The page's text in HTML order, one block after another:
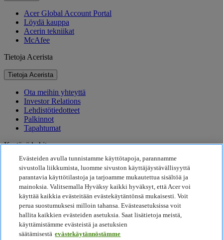
Acer Global Account Portal
Löydä kauppa
Acerin tekniikat
McAfee
Tietoja Acerista
Tietoja Acerista
Ota meihin yhteyttä
Investor Relations
Lehdistötiedotteet
Palkinnot
Tapahtumat
Kestävä kehitys
Kestävä kehitys
Yhteiskuntavastuu
Tuotteen hiilijalanjälki
Project Humanity
Earthion
Tietosuojakäytäntö
Evästekäytäntö
Evästeiden avulla tunnistamme käyttötapoja, parannamme
sivustolla liikkumista, luomme sivuston käyttäjäystävällisyyttä
parantavia käyttötilastoja ja tarjoamme mukautettua sisältöä ja
mainoksia. Valitsemalla Hyväksy kaikki hyväksyt, että Acer voi
käyttää kaikkia evästeitään evästekäytäntönsä mukaisesti. Voit
perua suostumuksesi milloin tahansa. Evästeasetuksissa voit
hallita kaikkien evästeiden asetuksia. Saat lisätietoja meistä,
käyttämistämme evästeistä ja asetuksien
säätämisestä evästekäytännöstämme